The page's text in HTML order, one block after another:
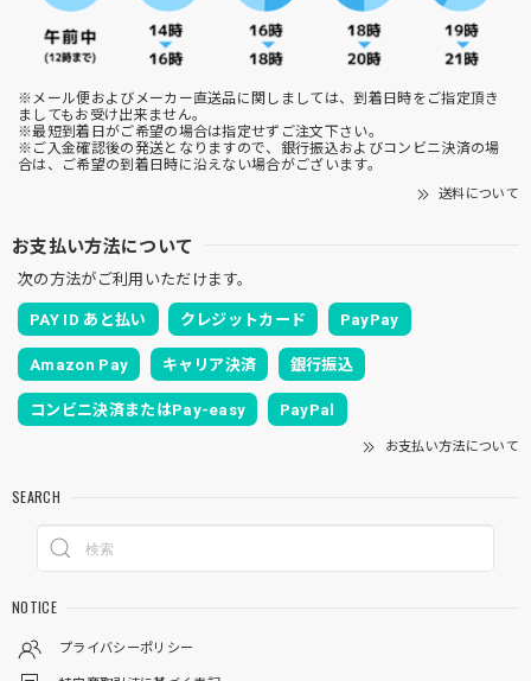
※メール便およびメーカー直送品に関しましては、到着日時をご指定頂き
ましてもお受け出来ません。
※最短到着日がご希望の場合は指定せずご注文下さい。
※ご入金確認後の発送となりますので、銀行振込およびコンビニ決済の場
合は、ご希望の到着日時に沿えない場合がございます。
送料について
お支払い方法について
次の方法がご利用いただけます。
PAY ID あと払い クレジットカード PayPay
Amazon Pay キャリア決済 銀行振込
コンビニ決済またはPay-easy PayPal
お支払い方法について
SEARCH
NOTICE
プライバシーポリシー